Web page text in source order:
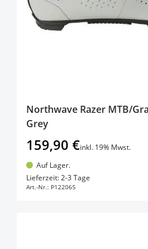
Northwave Razer MTB/
Grey
159,90 €inkl. 19% Mwst.
Auf Lager.
Lieferzeit: 2-3 Tage
Art.-Nr.: P122065